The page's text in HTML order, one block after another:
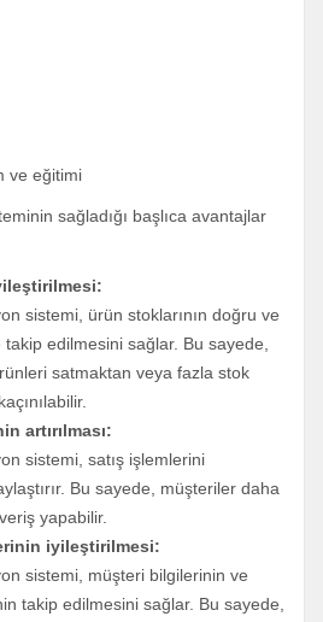
ve eğitimi
sağladığı başlıca avantajlar
sistemi, ürün stoklarının doğru ve
edilmesini sağlar. Bu sayede,
satmaktan veya fazla stok
artırılması:
sistemi, satış işlemlerini
Bu sayede, müşteriler daha
yapabilir.
iyileştirilmesi:
sistemi, müşteri bilgilerinin ve
takip edilmesini sağlar. Bu sayede,